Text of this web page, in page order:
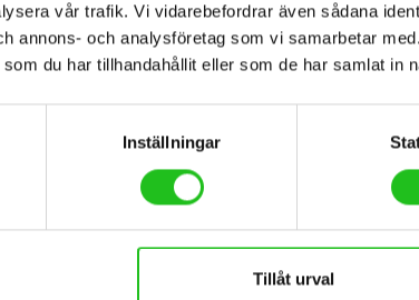
vår trafik. Vi vidarebefordrar även sådana
annons- och analysföretag som vi samarbetar
du har tillhandahållit eller som de har samlat in
Inställningar
Tillåt urval
Shimano Nexus och fotbroms och den finns även i
cykel.
med bra kvalitet samtidigt som dem har behållt sitt
sedan dom startade företaget 1921 i Osaka
bästa komponenterna på marknaden. Shimano
Shimano cykelglasögon och Shimano cykeltillbehör.